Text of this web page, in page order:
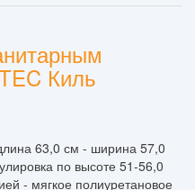
Киль
63,0 см - ширина 57,0
по высоте 51-56,0
- мягкое полиуретановое